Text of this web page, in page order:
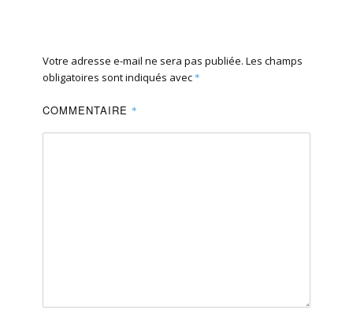
Votre adresse e-mail ne sera pas publiée. Les champs
obligatoires sont indiqués avec *
COMMENTAIRE *